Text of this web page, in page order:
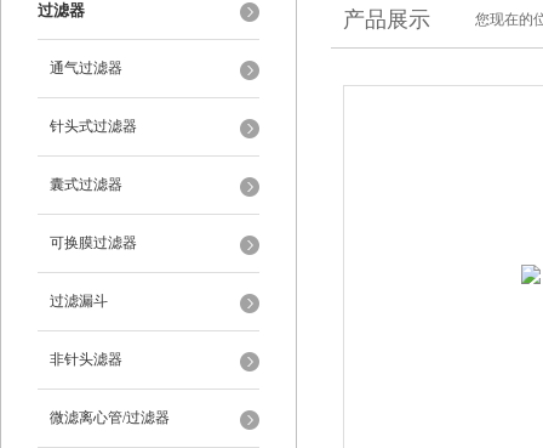
过滤器
通气过滤器
针头式过滤器
囊式过滤器
可换膜过滤器
过滤漏斗
非针头滤器
微滤离心管/过滤器
产品展示 您现在的